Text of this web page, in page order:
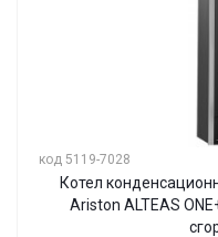
код 5119-7028
Котел
Ariston ALTEAS